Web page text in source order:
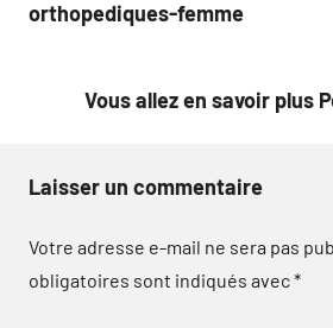
l’article
orthopediques-femme
Vous allez en savoir plus
Laisser un commentaire
Votre adresse e-mail ne sera pas
obligatoires sont indiqués avec*